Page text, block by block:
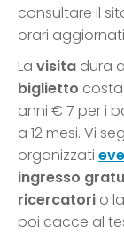
consultare il
orari
La visita dura
biglietto costa
anni € 7 per i
a 12 mesi. Vi
organizzati
ingresso
ricercatori o la
poi cacce al